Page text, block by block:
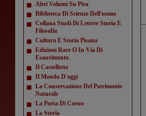
Altri Volumi Su Pisa
Biblioteca Di Scienze Dell'uomo
Collana Studi Di Lettere Storia E
Filosofia
Cultura E Storia Pisana
Edizioni Rare O In Via Di
Esaurimento
Il Castelletto
Il Mondo D'oggi
La Conservazione Del Patrimonio
Naturale
La Porta Di Corno
La Storia